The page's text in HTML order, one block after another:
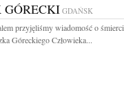
GÓRECKI GDAŃSK
przyjęliśmy wiadomość o śmierci
Góreckiego Człowieka...